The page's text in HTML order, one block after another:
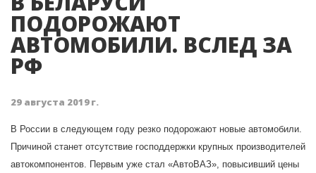
ПОДОРОЖАЮТ
АВТОМОБИЛИ. ВСЛЕД ЗА
РФ
29 августа 2019 г.
В России в следующем году резко подорожают новые автомобили.
Причиной станет отсутствие господдержки крупных производителей
автокомпонентов. Первым уже стал «АвтоВАЗ», повысивший цены